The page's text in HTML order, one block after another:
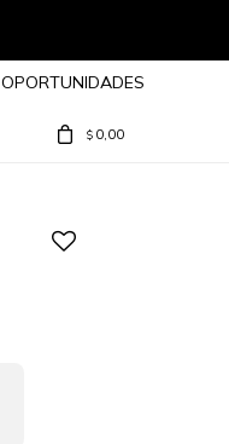
OPORTUNIDADES
$ 0,00